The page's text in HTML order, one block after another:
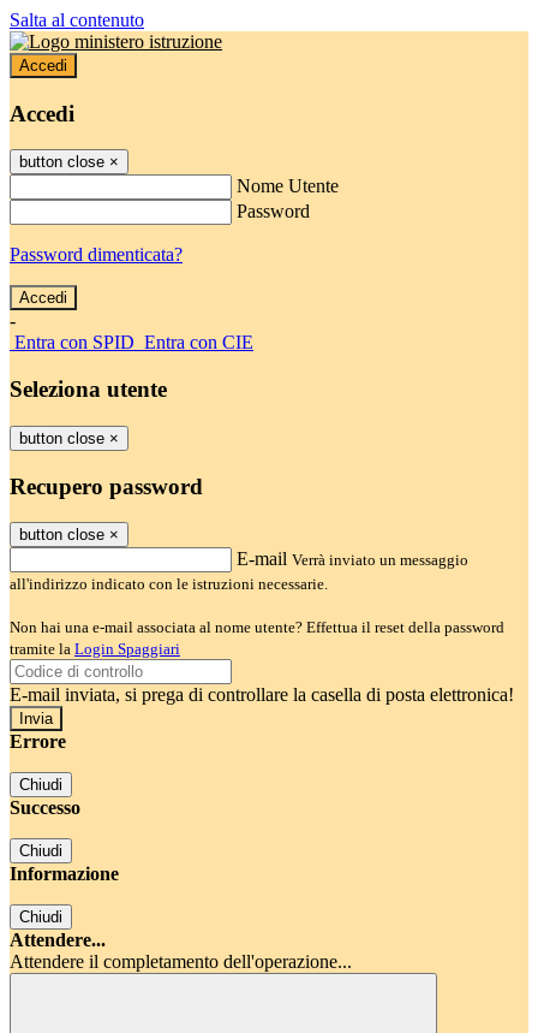
Salta al contenuto
Accedi
Accedi
button close ×
Nome Utente
Password
Password dimenticata?
-
Entra con SPID Entra con CIE
Seleziona utente
button close ×
Recupero password
button close ×
E-mail Verrà inviato un messaggio
all'indirizzo indicato con le istruzioni necessarie.
Non hai una e-mail associata al nome utente? Effettua il reset della password
tramite la Login Spaggiari
E-mail inviata, si prega di controllare la casella di posta elettronica!
Errore
Chiudi
Successo
Chiudi
Informazione
Chiudi
Attendere...
Attendere il completamento dell'operazione...